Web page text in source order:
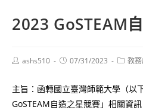
2023 GoSTEAM
Postashs510
Post07/31/2023
Post教
主旨：函轉國立臺灣師範大學（以
GoSTEAM自造之星競賽」相關資